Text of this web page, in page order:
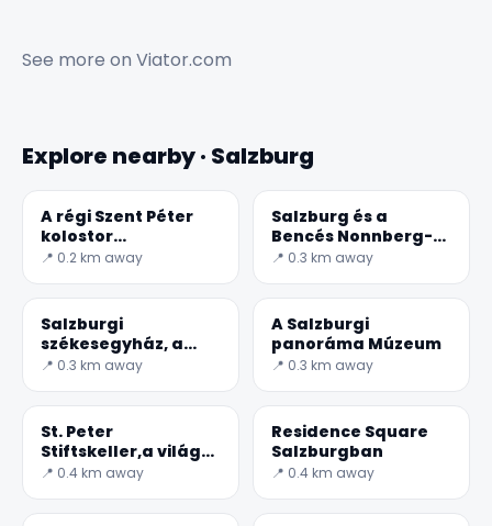
See more on Viator.com
Explore nearby · Salzburg
A régi Szent Péter
kolostor
Salzburgban
📍 0.2 km away
Salzburg és a
Bencés Nonnberg-
kolostor
📍 0.3 km away
Salzburgi
székesegyház, a
város vallási
📍 0.3 km away
A Salzburgi
panoráma Múzeum
📍 0.3 km away
St. Peter
Stiftskeller,a világ
legrégebbi étterme
📍 0.4 km away
Residence Square
Salzburgban
📍 0.4 km away